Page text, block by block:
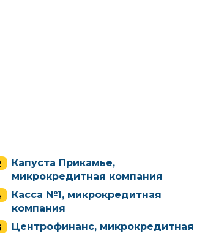
Капуста Прикамье,
микрокредитная компания
Касса №1, микрокредитная
компания
Центрофинанс, микрокредитная